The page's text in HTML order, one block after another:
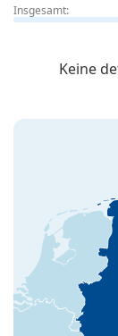
Insgesamt:
Keine